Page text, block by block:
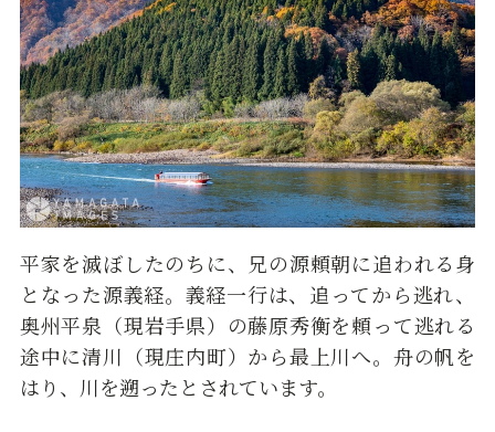
平家を滅ぼしたのちに、兄の源頼朝に追われる身
となった源義経。義経一行は、追ってから逃れ、
奥州平泉（現岩手県）の藤原秀衡を頼って逃れる
途中に清川（現庄内町）から最上川へ。舟の帆を
はり、川を遡ったとされています。